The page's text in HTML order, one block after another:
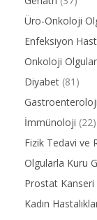
Üro-Onkoloji
Enfeksiyon
Onkoloji
Diyabet (81)
Gastroenteroloji
İmmünoloji (22)
Fizik Tedavi ve
Olgularla Kuru
Prostat Kanseri
Kadın